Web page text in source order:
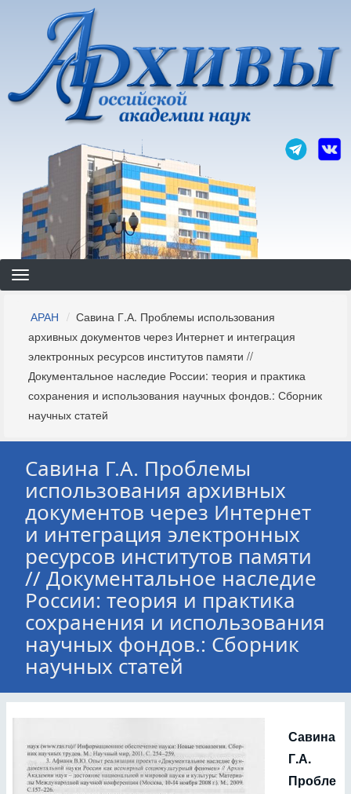
основному
содержанию
Строка
навигации
АРАН
Савина Г.А. Проблемы использования
архивных документов через Интернет и интеграция
электронных ресурсов институтов памяти //
Документальное наследие России: теория и практика
сохранения и использования научных фондов.: Сборник
научных статей
Савина Г.А. Проблемы
использования архивных
документов через Интернет
и интеграция электронных
ресурсов институтов памяти
// Документальное наследие
России: теория и практика
сохранения и использования
научных фондов.: Сборник
научных статей
Савина
Г.А.
Пробле